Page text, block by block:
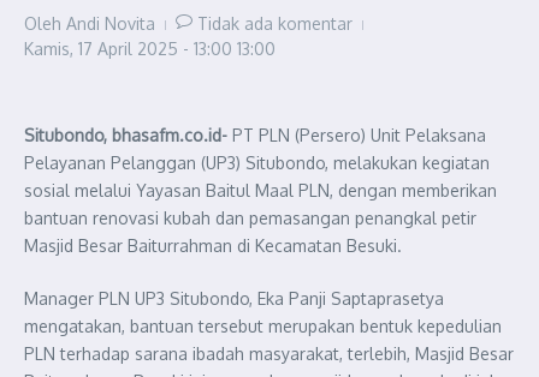
Oleh Andi Novita
Tidak ada komentar
Kamis, 17 April 2025 - 13:00 13:00
Situbondo, bhasafm.co.id- PT PLN (Persero) Unit Pelaksana
Pelayanan Pelanggan (UP3) Situbondo, melakukan kegiatan
sosial melalui Yayasan Baitul Maal PLN, dengan memberikan
bantuan renovasi kubah dan pemasangan penangkal petir
Masjid Besar Baiturrahman di Kecamatan Besuki.
Manager PLN UP3 Situbondo, Eka Panji Saptaprasetya
mengatakan, bantuan tersebut merupakan bentuk kepedulian
PLN terhadap sarana ibadah masyarakat, terlebih, Masjid Besar